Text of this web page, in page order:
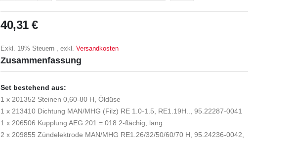
40,31 €
Exkl. 19% Steuern , exkl. Versandkosten
Zusammenfassung
Set bestehend aus:
1 x 201352 Steinen 0,60-80 H, Öldüse
1 x 213410 Dichtung MAN/MHG (Filz) RE 1.0-1.5, RE1.19H.., 95.22287-0041
1 x 206506 Kupplung AEG 201 = 018 2-flächig, lang
2 x 209855 Zündelektrode MAN/MHG RE1.26/32/50/60/70 H, 95.24236-0042,